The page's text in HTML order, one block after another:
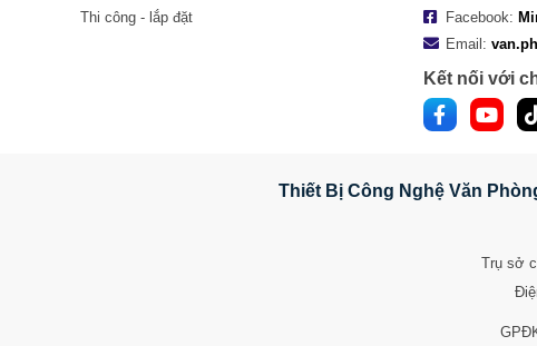
Thi công - lắp đặt
Facebook:
Email:
Kết nối với
Thiết Bị Công Nghệ Văn
Trụ sở